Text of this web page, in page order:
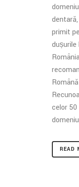
primit
celor
READ